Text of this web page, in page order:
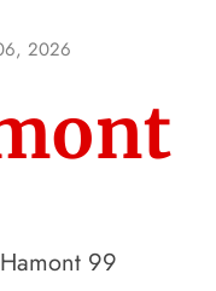
2026
99